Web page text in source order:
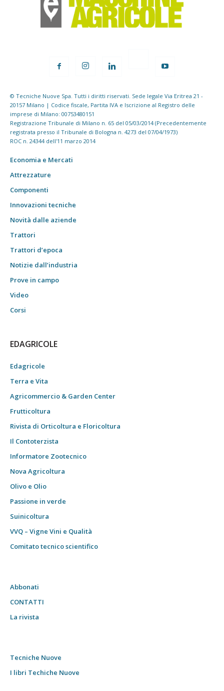
© Tecniche Nuove Spa. Tutti i diritti riservati. Sede legale Via Eritrea 21 -
20157 Milano | Codice fiscale, Partita IVA e Iscrizione al Registro delle
imprese di Milano: 00753480151
Registrazione Tribunale di Milano n. 65 del 05/03/2014 (Precedentemente
registrata presso il Tribunale di Bologna n. 4273 del 07/04/1973)
ROC n. 24344 dell'11 marzo 2014
Economia e Mercati
Attrezzature
Componenti
Innovazioni tecniche
Novità dalle aziende
Trattori
Trattori d’epoca
Notizie dall’industria
Prove in campo
Video
Corsi
EDAGRICOLE
Edagricole
Terra e Vita
Agricommercio & Garden Center
Frutticoltura
Rivista di Orticoltura e Floricoltura
Il Contoterzista
Informatore Zootecnico
Nova Agricoltura
Olivo e Olio
Passione in verde
Suinicoltura
VVQ – Vigne Vini e Qualità
Comitato tecnico scientifico
Abbonati
CONTATTI
La rivista
Tecniche Nuove
I libri Techiche Nuove